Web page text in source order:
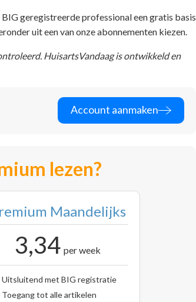
geregistreerde professional een gratis basis
uit een van onze abonnementen kiezen.
HuisartsVandaag is ontwikkeld en
Account aanmaken
lezen?
Maandelijks
3,34 per week
Uitsluitend met BIG registratie
Toegang tot alle artikelen